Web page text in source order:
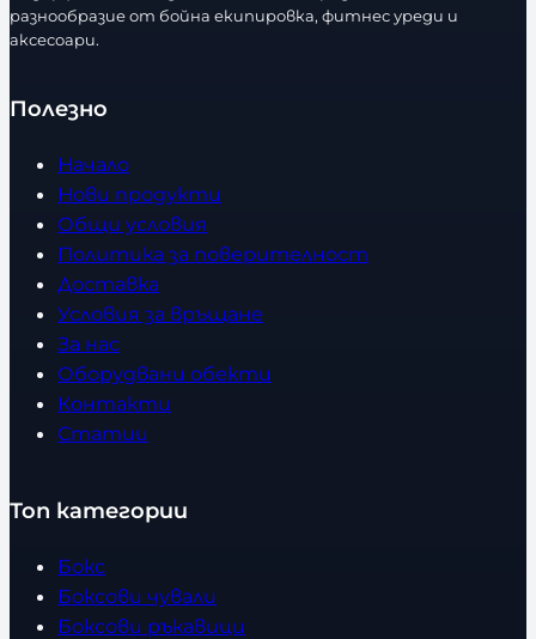
разнообразие от бойна екипировка, фитнес уреди и
аксесоари.
Полезно
Начало
Нови продукти
Общи условия
Политика за поверителност
Доставка
Условия за връщане
За нас
Оборудвани обекти
Контакти
Статии
Топ категории
Бокс
Боксови чували
Боксови ръкавици